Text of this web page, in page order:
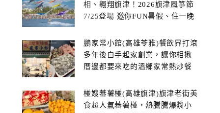
相、翱翔旗津！2026旗津風箏節
7/25登場 邀你FUN暑假、住一晚
鵬家常小館(高雄苓雅)餐飲界打滾
多年後白手起家創業，讓你相揪
厝邊都要來吃的溫鄉家常熱炒餐
椪嫂蕃薯椪(高雄旗津)旗津老街美
食超人氣蕃薯椪，熱騰騰爆漿小